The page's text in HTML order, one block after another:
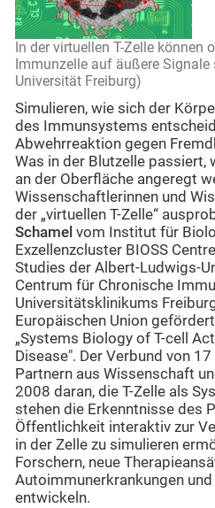
In der virtuellen T-Zelle können
Immunzelle auf äußere
Universität Freiburg)
Simulieren, wie sich der
des Immunsystems
Abwehrreaktion gegen
Was in der Blutzelle passiert,
an der Oberfläche angeregt
Wissenschaftlerinnen und
der „virtuellen T-Zelle“
Schamel vom Institut für
Exzellenzcluster BIOSS
Studies der Albert-Ludwigs-
Centrum für Chronische
Universitätsklinikums
Europäischen Union
„Systems Biology of T-cell
Disease". Der Verbund von
Partnern aus Wissenschaft
2008 daran, die T-Zelle als
stehen die Erkenntnisse des
Öffentlichkeit interaktiv zur
in der Zelle zu simulieren
Forschern, neue
Autoimmunerkrankungen
entwickeln.